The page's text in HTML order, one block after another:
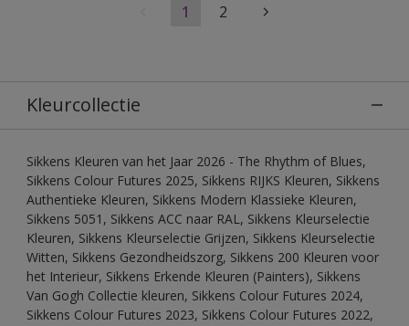
1 2
Kleurcollectie
Sikkens Kleuren van het Jaar 2026 - The Rhythm of Blues,
Sikkens Colour Futures 2025, Sikkens RIJKS Kleuren, Sikkens
Authentieke Kleuren, Sikkens Modern Klassieke Kleuren,
Sikkens 5051, Sikkens ACC naar RAL, Sikkens Kleurselectie
Kleuren, Sikkens Kleurselectie Grijzen, Sikkens Kleurselectie
Witten, Sikkens Gezondheidszorg, Sikkens 200 Kleuren voor
het Interieur, Sikkens Erkende Kleuren (Painters), Sikkens
Van Gogh Collectie kleuren, Sikkens Colour Futures 2024,
Sikkens Colour Futures 2023, Sikkens Colour Futures 2022,